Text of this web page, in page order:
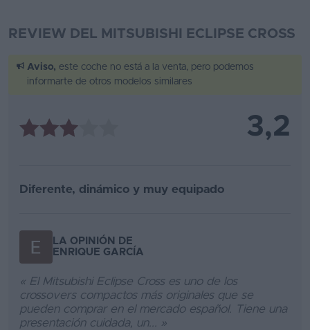
REVIEW DEL MITSUBISHI ECLIPSE CROSS
Aviso, este coche no está a la venta, pero podemos
informarte de otros modelos similares
3,2
Diferente, dinámico y muy equipado
LA OPINIÓN DE
ENRIQUE GARCÍA
« El Mitsubishi Eclipse Cross es uno de los
crossovers compactos más originales que se
pueden comprar en el mercado español. Tiene una
presentación cuidada, un... »